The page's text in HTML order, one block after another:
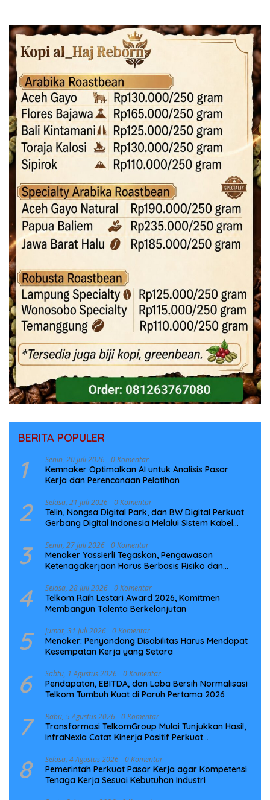
BERITA POPULER
1 Senin, 20 Juli 2026 0 Komentar
Kemnaker Optimalkan AI untuk Analisis Pasar
Kerja dan Perencanaan Pelatihan
2 Selasa, 21 Juli 2026 0 Komentar
Telin, Nongsa Digital Park, dan BW Digital Perkuat
Gerbang Digital Indonesia Melalui Sistem Kabel
3 Senin, 27 Juli 2026 0 Komentar
Menaker Yassierli Tegaskan, Pengawasan
Ketenagakerjaan Harus Berbasis Risiko dan
4 Selasa, 28 Juli 2026 0 Komentar
Telkom Raih Lestari Award 2026, Komitmen
Membangun Talenta Berkelanjutan
5 Jumat, 31 Juli 2026 0 Komentar
Menaker: Penyandang Disabilitas Harus Mendapat
Kesempatan Kerja yang Setara
6 Sabtu, 1 Agustus 2026 0 Komentar
Pendapatan, EBITDA, dan Laba Bersih Normalisasi
Telkom Tumbuh Kuat di Paruh Pertama 2026
7 Rabu, 5 Agustus 2026 0 Komentar
Transformasi TelkomGroup Mulai Tunjukkan Hasil,
InfraNexia Catat Kinerja Positif Perkuat
8 Selasa, 4 Agustus 2026 0 Komentar
Pemerintah Perkuat Pasar Kerja agar Kompetensi
Tenaga Kerja Sesuai Kebutuhan Industri